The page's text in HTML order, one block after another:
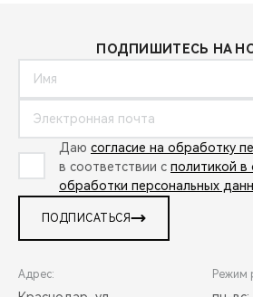
ПОДПИШИТЕСЬ НА
Даю согласие на обработку
в соответствии с политикой в
обработки персональных
ПОДПИСАТЬСЯ
Адрес: Режим